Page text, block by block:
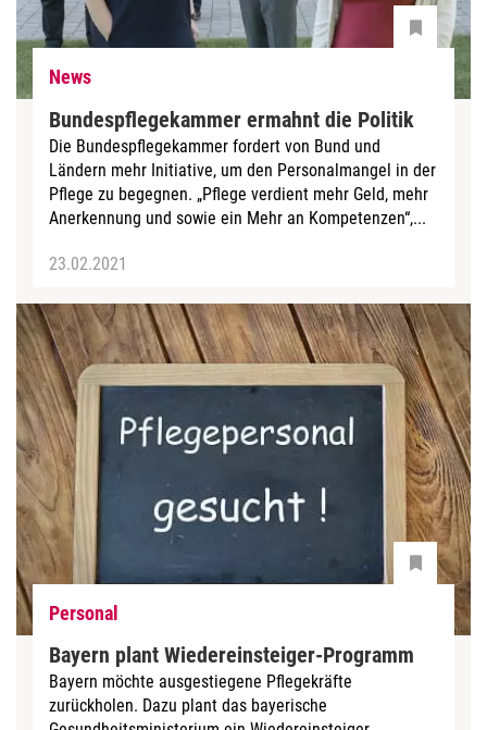
News
Bundespflegekammer ermahnt die Politik
Die Bundespflegekammer fordert von Bund und
Ländern mehr Initiative, um den Personalmangel in der
Pflege zu begegnen. „Pflege verdient mehr Geld, mehr
Anerkennung und sowie ein Mehr an Kompetenzen“,...
23.02.2021
Personal
Bayern plant Wiedereinsteiger-Programm
Bayern möchte ausgestiegene Pflegekräfte
zurückholen. Dazu plant das bayerische